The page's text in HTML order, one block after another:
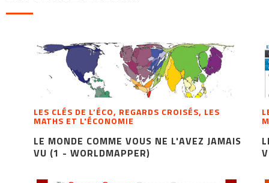
LES CLÉS DE L’ÉCO, REGARDS CROISÉS, LES
MATHS ET L'ÉCONOMIE
LE MONDE COMME VOUS NE L'AVEZ JAMAIS
VU (1 - WORLDMAPPER)